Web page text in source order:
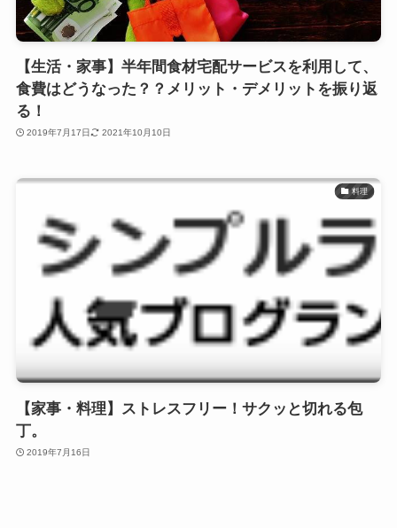
【生活・家事】半年間食材宅配サービスを利用して、
食費はどうなった？？メリット・デメリットを振り返
る！
2019年7月17日 2021年10月10日
料理
【家事・料理】ストレスフリー！サクッと切れる包
丁。
2019年7月16日